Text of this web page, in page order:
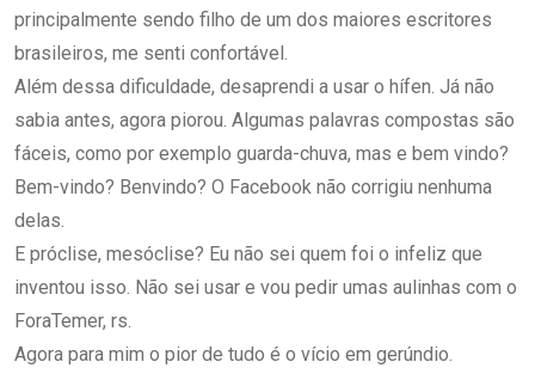
principalmente sendo filho de um dos maiores escritores
brasileiros, me senti confortável.
Além dessa dificuldade, desaprendi a usar o hífen. Já não
sabia antes, agora piorou. Algumas palavras compostas são
fáceis, como por exemplo guarda-chuva, mas e bem vindo?
Bem-vindo? Benvindo? O Facebook não corrigiu nenhuma
delas.
E próclise, mesóclise? Eu não sei quem foi o infeliz que
inventou isso. Não sei usar e vou pedir umas aulinhas com o
ForaTemer, rs.
Agora para mim o pior de tudo é o vício em gerúndio.